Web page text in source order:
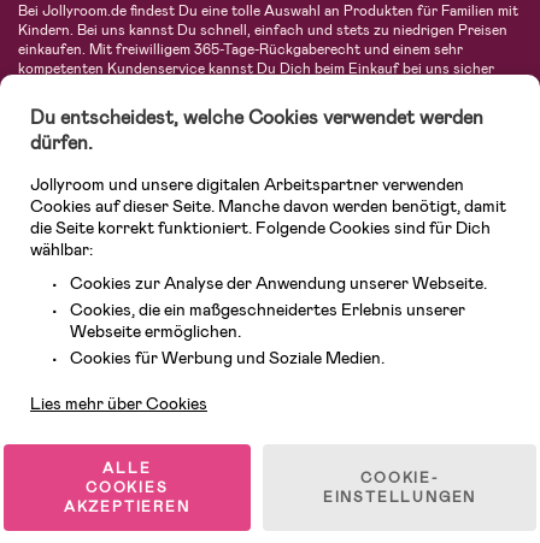
Bei Jollyroom.de findest Du eine tolle Auswahl an Produkten für Familien mit
Kindern. Bei uns kannst Du schnell, einfach und stets zu niedrigen Preisen
einkaufen. Mit freiwilligem 365-Tage-Rückgaberecht und einem sehr
kompetenten Kundenservice kannst Du Dich beim Einkauf bei uns sicher
Autositze, Kinder- und Babymode, Produkte für Mütter und eine Menge
fantastischer Einrichtungsgegenstände, Spielsachen, Babyprodukte und
vieles mehr. Wir haben Produkte von bekannten Herstellern wie Britax, Maxi-
Avent, Jack Wolfskin, Cybex, LEGO und vielen mehr. Schau Dich um in
unserer vielfältigen Online-Boutique für Kinder & Babys. Willkommen!
© 2026 Jollyroom GmbH. Alle Rechte vorbehalten.
Du entscheidest, welche Cookies verwendet werden
dürfen.
Jollyroom und unsere digitalen Arbeitspartner verwenden
Cookies auf dieser Seite. Manche davon werden benötigt, damit
die Seite korrekt funktioniert. Folgende Cookies sind für Dich
wählbar:
Cookies zur Analyse der Anwendung unserer Webseite.
Cookies, die ein maßgeschneidertes Erlebnis unserer
Webseite ermöglichen.
Cookies für Werbung und Soziale Medien.
Lies mehr über Cookies
ALLE
COOKIES
AKZEPTIEREN
COOKIE-
EINSTELLUNGEN